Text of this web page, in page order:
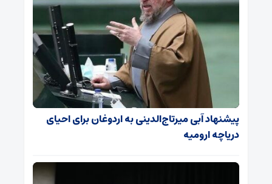
پیشنهاد آبی میرتاج‌الدینی‌ به اردوغان برای احیای
دریاچه ارومیه